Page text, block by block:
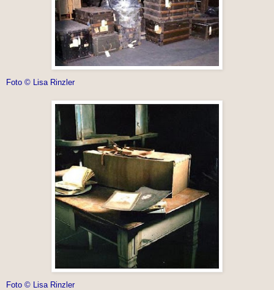
Foto © Lisa Rinzler
Foto © Lisa Rinzler